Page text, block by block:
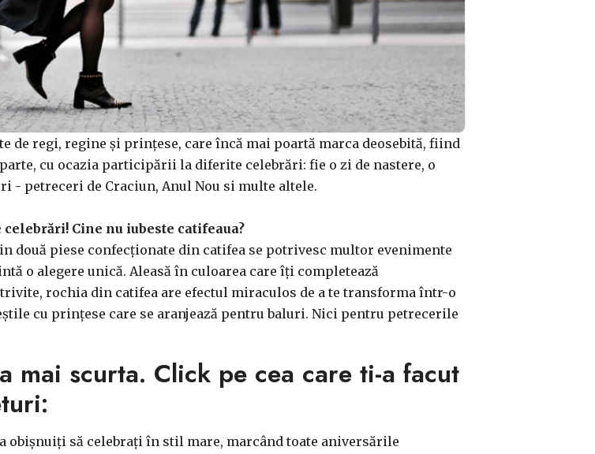
de regi, regine și prințese, care încă mai poartă marca deosebită, fiind
cu ocazia participării la diferite celebrări: fie o zi de nastere, o
- petreceri de Craciun, Anul Nou si multe altele.
Cine nu iubeste catifeaua?
două piese confecționate din catifea se potrivesc multor evenimente
o alegere unică. Aleasă în culoarea care îți completează
rochia din catifea are efectul miraculos de a te transforma într-o
cu prințese care se aranjează pentru baluri. Nici pentru petrecerile
mai scurta. Click pe cea care ti-a facut
obișnuiți să celebrați în stil mare, marcând toate aniversările